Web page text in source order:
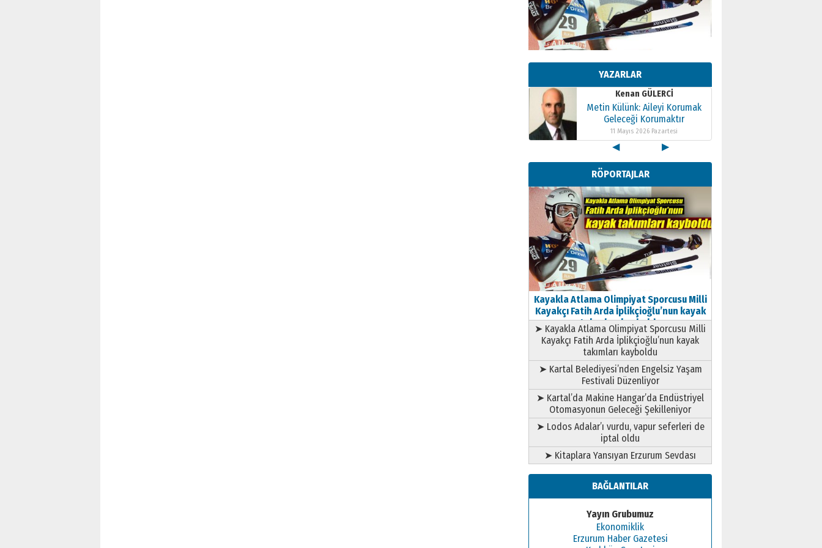
YAZARLAR
Geleceği Korumaktır
11 Mayıs 2026 Pazartesi
Kenan GÜLERCİ
Metin Külünk: Aileyi Korumak
Geleceği Korumaktır
11 Mayıs 2026 Pazartesi
Kenan GÜLERCİ
Metin Külünk: Aileyi Korumak
Geleceği Korumaktır
11 Mayıs 2026 Pazartesi
◀ ▶
RÖPORTAJLAR
Kayakla Atlama Olimpiyat Sporcusu Milli
Kayakçı Fatih Arda İplikçioğlu’nun kayak
takımları kayboldu
➤ Kayakla Atlama Olimpiyat Sporcusu Milli
Kayakçı Fatih Arda İplikçioğlu’nun kayak
takımları kayboldu
➤ Kartal Belediyesi’nden Engelsiz Yaşam
Festivali Düzenliyor
➤ Kartal’da Makine Hangar’da Endüstriyel
Otomasyonun Geleceği Şekilleniyor
➤ Lodos Adalar’ı vurdu, vapur seferleri de
iptal oldu
➤ Kitaplara Yansıyan Erzurum Sevdası
BAĞLANTILAR
Yayın Grubumuz
Ekonomiklik
Erzurum Haber Gazetesi